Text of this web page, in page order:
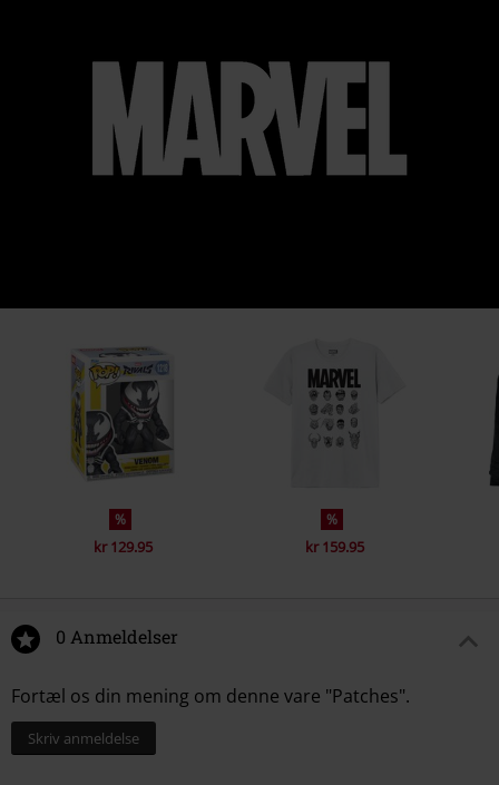
%
kr 129.95
%
kr 159.95
0 Anmeldelser
Fortæl os din mening om denne vare "Patches".
Skriv anmeldelse